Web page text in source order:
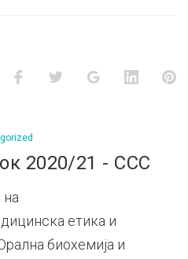
FacebookTwitter Google+
2020/21 - ССС
етика и
биохемија и